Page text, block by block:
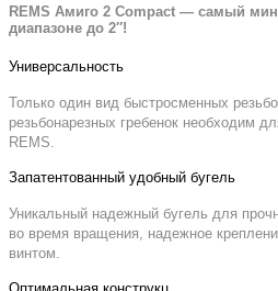
REMS Амиго 2 Compact — самый
диапазоне до 2″!
Универсальность
Только один вид быстросменных
резьбонарезных гребенок необходим
REMS.
Запатентованный удобный бугель
Уникальный надежный бугель для
во время вращения, надежное
винтом.